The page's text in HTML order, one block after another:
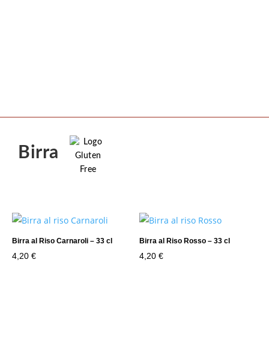
Birra
Birra al Riso Carnaroli – 33 cl
4,20 €
Birra al Riso Rosso – 33 cl
4,20€